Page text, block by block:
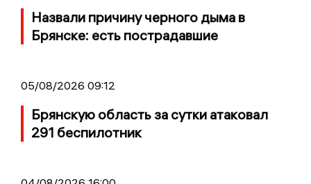
Назвали причину черного дыма в
Брянске: есть пострадавшие
05/08/2026 09:12
Брянскую область за сутки атаковал
291 беспилотник